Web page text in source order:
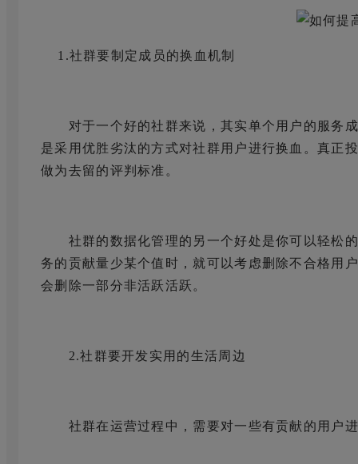
1.社群要制定成员的换血机制
对于一个好的社群来说，其实单个用户的服务成
是采用优胜劣汰的方式对社群用户进行换血。真正
做为去留的评判标准。
社群的数据化管理的另一个好处是你可以轻松的
务的贡献量少某个值时，就可以考虑删除不合格用
会删除一部分非活跃活跃。
2.社群要开发实用的生活周边
社群在运营过程中，需要对一些有贡献的用户